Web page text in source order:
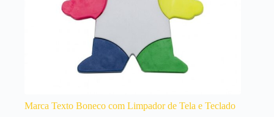
Marca Texto Boneco com Limpador de Tela e Teclado